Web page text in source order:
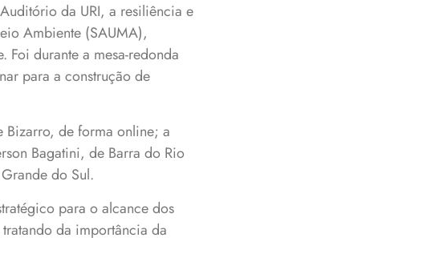
da URI, a resiliência e
Ambiente (SAUMA),
durante a mesa-redonda
para a construção de
Bizarro, de forma online; a
Bagatini, de Barra do Rio
do Sul.
para o alcance dos
da importância da